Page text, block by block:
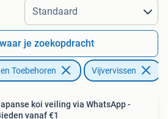
afstanden…
je zoekopdracht
Toebehoren Vijvervissen
koi veiling via WhatsApp -
vanaf €1